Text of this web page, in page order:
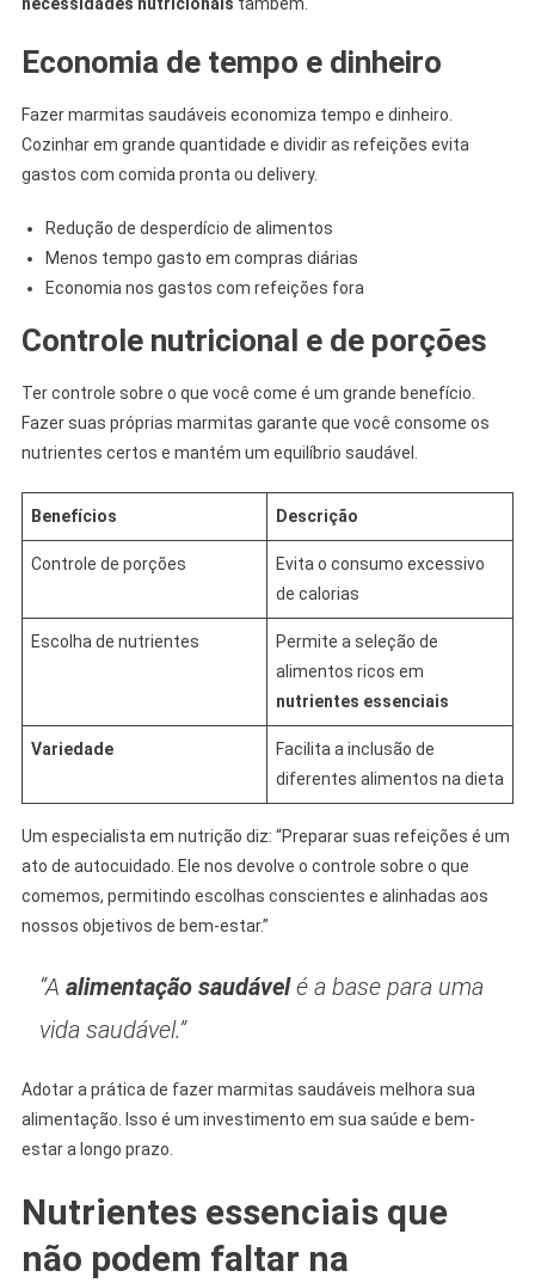
necessidades nutricionais também.
Economia de tempo e dinheiro
Fazer marmitas saudáveis economiza tempo e dinheiro.
Cozinhar em grande quantidade e dividir as refeições evita
gastos com comida pronta ou delivery.
Redução de desperdício de alimentos
Menos tempo gasto em compras diárias
Economia nos gastos com refeições fora
Controle nutricional e de porções
Ter controle sobre o que você come é um grande benefício.
Fazer suas próprias marmitas garante que você consome os
nutrientes certos e mantém um equilíbrio saudável.
Benefícios Descrição
Controle de porções
Evita o consumo excessivo
de calorias
Escolha de nutrientes
Permite a seleção de
alimentos ricos em
nutrientes essenciais
Variedade
Facilita a inclusão de
diferentes alimentos na dieta
Um especialista em nutrição diz: “Preparar suas refeições é um
ato de autocuidado. Ele nos devolve o controle sobre o que
comemos, permitindo escolhas conscientes e alinhadas aos
nossos objetivos de bem-estar.”
“A alimentação saudávelé a base para uma
vida saudável.”
Adotar a prática de fazer marmitas saudáveis melhora sua
alimentação. Isso é um investimento em sua saúde e bem-
estar a longo prazo.
Nutrientes essenciais que
não podem faltar na